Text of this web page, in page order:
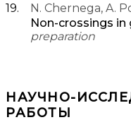
N. Chernega, A.
Non-crossings
preparation
НАУЧНО-
РАБОТЫ